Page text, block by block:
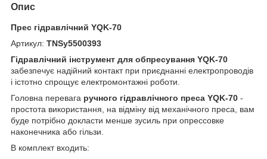
Опис
Прес гідравлічний YQK-70
Артикул: TNSy5500393
Гідравлічний інструмент для обпресування YQK-70
забезпечує надійний контакт при приєднанні електропроводів
і істотно спрощує електромонтажні роботи.
Головна перевага ручного гідравлічного преса YQK-70 -
простота використання, на відміну від механічного преса, вам
буде потрібно докласти менше зусиль при опрессовке
наконечника або гільзи.
В комплект входить: